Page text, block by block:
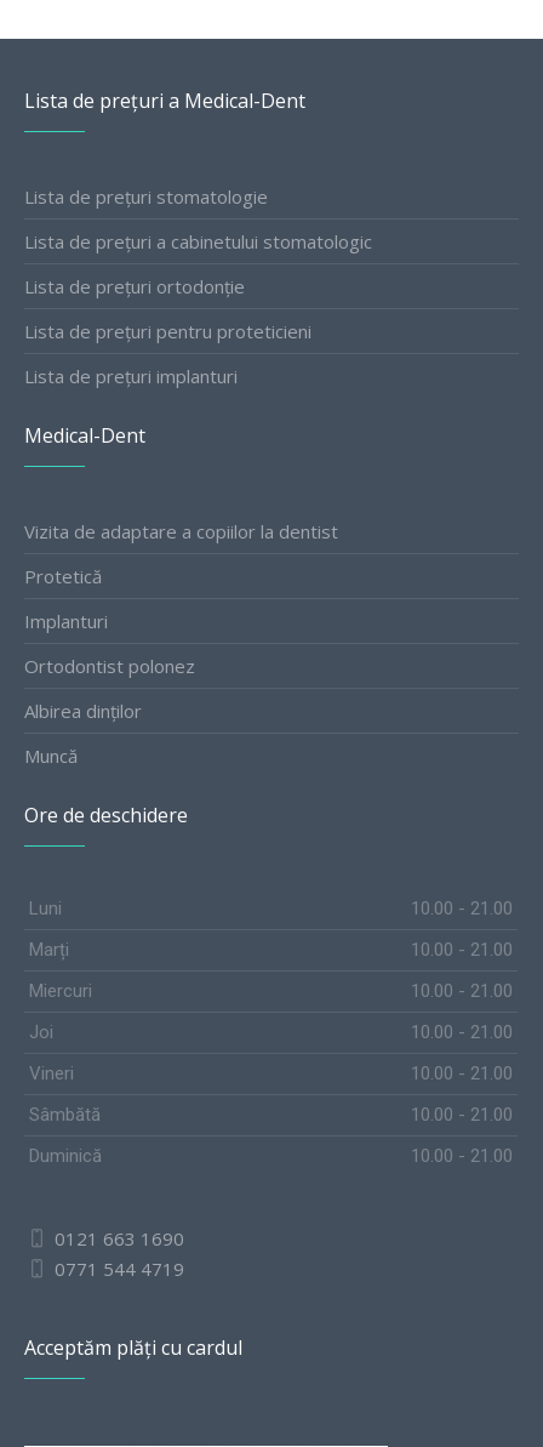
Lista de prețuri a Medical-Dent
Lista de prețuri stomatologie
Lista de prețuri a cabinetului stomatologic
Lista de prețuri ortodonție
Lista de prețuri pentru proteticieni
Lista de prețuri implanturi
Medical-Dent
Vizita de adaptare a copiilor la dentist
Protetică
Implanturi
Ortodontist polonez
Albirea dinților
Muncă
Ore de deschidere
Luni
10.00 - 21.00
Marți
10.00 - 21.00
Miercuri
10.00 - 21.00
Joi
10.00 - 21.00
Vineri
10.00 - 21.00
Sâmbătă
10.00 - 21.00
Duminică
10.00 - 21.00
0121 663 1690
0771 544 4719
Acceptăm plăți cu cardul